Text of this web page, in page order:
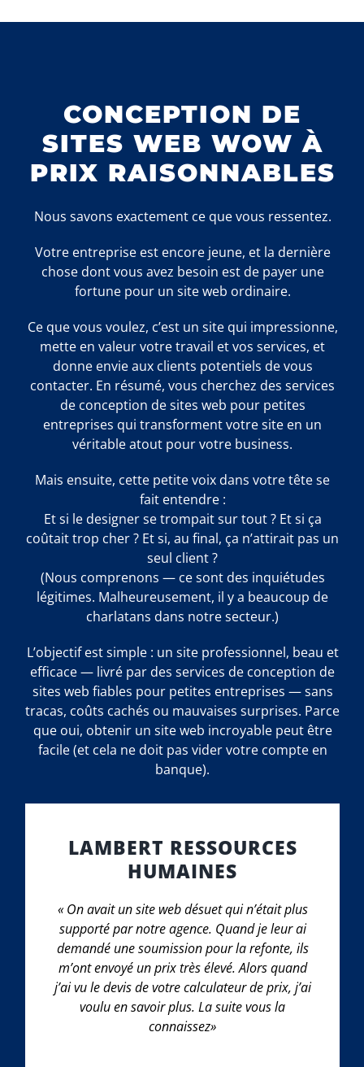
CONCEPTION DE
SITES WEB WOW À
PRIX RAISONNABLES
Nous savons exactement ce que vous ressentez.
Votre entreprise est encore jeune, et la dernière
chose dont vous avez besoin est de payer une
fortune pour un site web ordinaire.
Ce que vous voulez, c’est un site qui impressionne,
mette en valeur votre travail et vos services, et
donne envie aux clients potentiels de vous
contacter. En résumé, vous cherchez des services
de conception de sites web pour petites
entreprises qui transforment votre site en un
véritable atout pour votre business.
Mais ensuite, cette petite voix dans votre tête se
fait entendre :
Et si le designer se trompait sur tout ? Et si ça
coûtait trop cher ? Et si, au final, ça n’attirait pas un
seul client ?
(Nous comprenons — ce sont des inquiétudes
légitimes. Malheureusement, il y a beaucoup de
charlatans dans notre secteur.)
L’objectif est simple : un site professionnel, beau et
efficace — livré par des services de conception de
sites web fiables pour petites entreprises — sans
tracas, coûts cachés ou mauvaises surprises. Parce
que oui, obtenir un site web incroyable peut être
facile (et cela ne doit pas vider votre compte en
banque).
LAMBERT RESSOURCES
HUMAINES
« On avait un site web désuet qui n’était plus
supporté par notre agence. Quand je leur ai
demandé une soumission pour la refonte, ils
m’ont envoyé un prix très élevé. Alors quand
j’ai vu le devis de votre calculateur de prix, j’ai
voulu en savoir plus. La suite vous la
connaissez»